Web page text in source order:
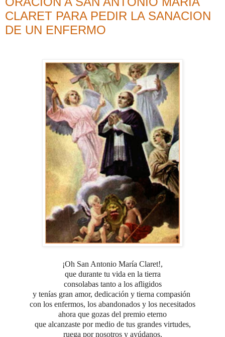
CLARET PARA PEDIR LA SANACION
DE UN ENFERMO
¡Oh San Antonio María Claret!,
que durante tu vida en la tierra
consolabas tanto a los afligidos
y tenías gran amor, dedicación y tierna compasión
con los enfermos, los abandonados y los necesitados
ahora que gozas del premio eterno
que alcanzaste por medio de tus grandes virtudes,
ruega por nosotros y ayúdanos.